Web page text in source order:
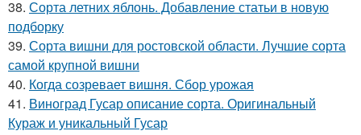
38. Сорта летних яблонь. Добавление статьи в новую
подборку
39. Сорта вишни для ростовской области. Лучшие сорта
самой крупной вишни
40. Когда созревает вишня. Сбор урожая
41. Виноград Гусар описание сорта. Оригинальный
Кураж и уникальный Гусар